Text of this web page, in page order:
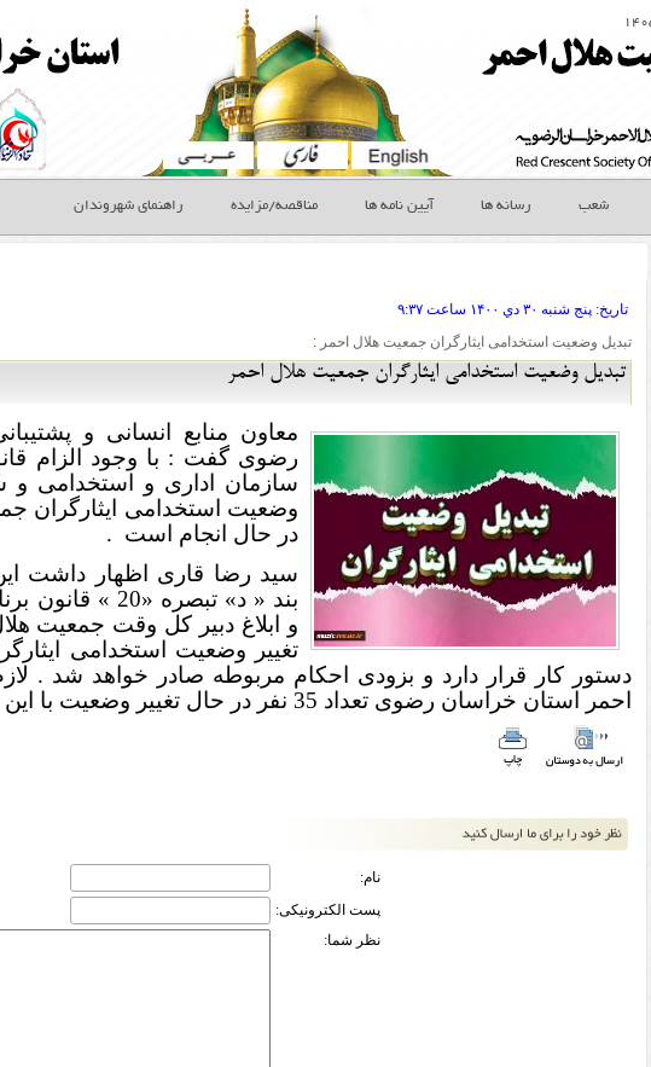
شعب رسانه ها آیین نامه ها مناقصه/مزایده راهنمای شهروندان
تاريخ: ۱۴۰۰ پنج شنبه ۳۰ دي ساعت ۹:۳۷
تبدیل وضعیت استخدامی ایثارگران جمعیت هلال احمر :
تبدیل وضعیت استخدامی ایثارگران جمعیت هلال احمر
معاون منابع انسانی و
رضوی گفت : با وجود الزام
سازمان اداری و استخدامی و
وضعیت استخدامی ایثارگران
در حال انجام است .
سید رضا قاری اظهار داشت
و ابلاغ دبیر کل وقت جمعیت
تغییر وضعیت استخدامی
دستور کار قرار دارد و بزودی احکام مربوطه صادر خواهد شد .
احمر استان خراسان رضوی تعداد 35 نفر در حال تغییر وضعیت با این شرایط میباشند .
نام:
پست الکترونیکی:
نظر شما: